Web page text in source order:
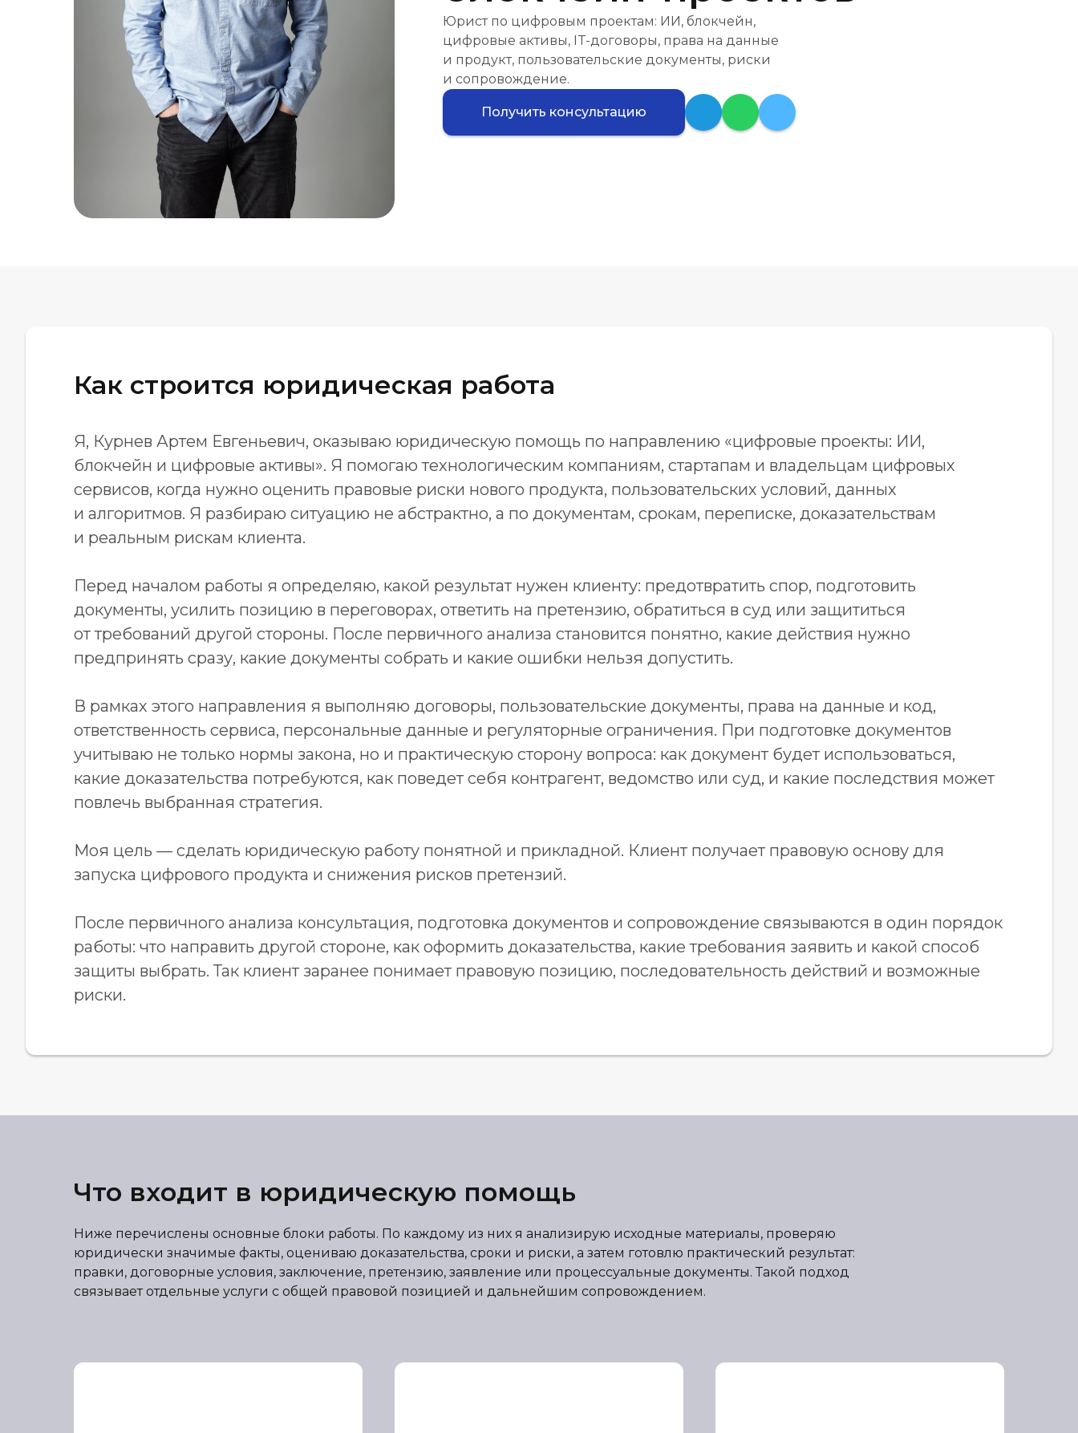
Юрист по цифровым проектам: ИИ, блокчейн,
цифровые активы, IT-договоры, права на данные
и продукт, пользовательские документы, риски
и сопровождение.
Получить консультацию
Как строится юридическая работа
Я, Курнев Артем Евгеньевич, оказываю юридическую помощь по направлению «цифровые проекты: ИИ,
блокчейн и цифровые активы». Я помогаю технологическим компаниям, стартапам и владельцам цифровых
сервисов, когда нужно оценить правовые риски нового продукта, пользовательских условий, данных
и алгоритмов. Я разбираю ситуацию не абстрактно, а по документам, срокам, переписке, доказательствам
и реальным рискам клиента.
Перед началом работы я определяю, какой результат нужен клиенту: предотвратить спор, подготовить
документы, усилить позицию в переговорах, ответить на претензию, обратиться в суд или защититься
от требований другой стороны. После первичного анализа становится понятно, какие действия нужно
предпринять сразу, какие документы собрать и какие ошибки нельзя допустить.
В рамках этого направления я выполняю договоры, пользовательские документы, права на данные и код,
ответственность сервиса, персональные данные и регуляторные ограничения. При подготовке документов
учитываю не только нормы закона, но и практическую сторону вопроса: как документ будет использоваться,
какие доказательства потребуются, как поведет себя контрагент, ведомство или суд, и какие последствия может
повлечь выбранная стратегия.
Моя цель — сделать юридическую работу понятной и прикладной. Клиент получает правовую основу для
запуска цифрового продукта и снижения рисков претензий.
После первичного анализа консультация, подготовка документов и сопровождение связываются в один порядок
работы: что направить другой стороне, как оформить доказательства, какие требования заявить и какой способ
защиты выбрать. Так клиент заранее понимает правовую позицию, последовательность действий и возможные
риски.
Что входит в юридическую помощь
Ниже перечислены основные блоки работы. По каждому из них я анализирую исходные материалы, проверяю
юридически значимые факты, оцениваю доказательства, сроки и риски, а затем готовлю практический результат:
правки, договорные условия, заключение, претензию, заявление или процессуальные документы. Такой подход
связывает отдельные услуги с общей правовой позицией и дальнейшим сопровождением.